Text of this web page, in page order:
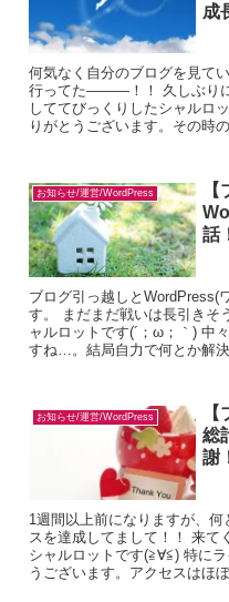
成
何気なく自分のブログを見て
行ってた―――！！ 久しぶり
しててびっくりしたシャルロ
りがとうございます。その時
お知らせ/運営/WordPress
話
ブログ引っ越しとWordPress(
す。 まだまだ戦いは長引き
ャルロットです(´；ω；｀) 中
すね…。結局自力で何とか解決
お知らせ/運営/WordPress
総
謝
1週間以上前になりますが、
スを達成してまして！！ 来て
シャルロットです(≧∀≦) 特に
うございます。アクセスはほ